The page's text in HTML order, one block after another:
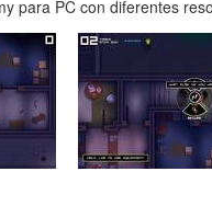
para PC con diferentes